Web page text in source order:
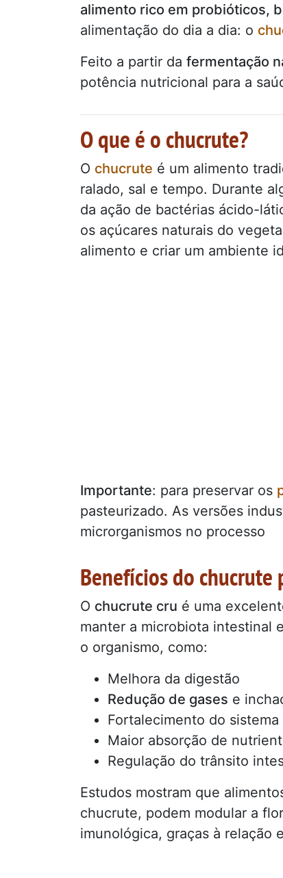
alimento rico em probióticos,
alimentação do dia a dia: o
Feito a partir da fermentação
potência nutricional para a
O que é o chucrute?
O chucrute é um alimento
ralado, sal e tempo. Durante
da ação de bactérias ácido-
os açúcares naturais do
alimento e criar um ambiente
Importante: para preservar os
pasteurizado. As versões
microrganismos no processo
Benefícios do
O chucrute cru é uma
manter a microbiota intestinal
o organismo, como:
Melhora da digestão
Redução de gases e
Fortalecimento do
Maior absorção de
Regulação do trânsito
Estudos mostram que
chucrute, podem modular a
imunológica, graças à